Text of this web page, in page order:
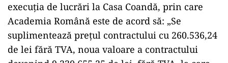
execuția de lucrări la Casa Coandă, prin care
Academia Română este de acord să: „Se
suplimentează prețul contractului cu 260.536,24
de lei fără TVA, noua valoare a contractului